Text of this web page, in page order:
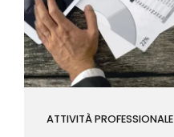
ATTIVITÀ PROFESSIONALE